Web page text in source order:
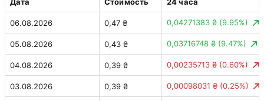
06.08.2026 0,47 ₴ 0,04271383 ₴ (9.95%)
05.08.2026 0,43 ₴ 0,03716748 ₴ (9.47%)
04.08.2026 0,39 ₴ 0,00235713 ₴ (0.60%)
03.08.2026 0,39 ₴ 0,00098031 ₴ (0.25%)